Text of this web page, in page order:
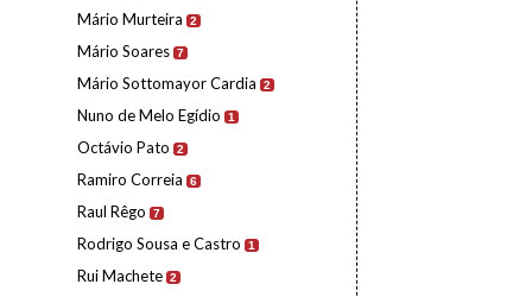
Mário Murteira 2
Mário Soares 7
Mário Sottomayor Cardia 2
Nuno de Melo Egídio 1
Octávio Pato 2
Ramiro Correia 6
Raul Rêgo 7
Rodrigo Sousa e Castro 1
Rui Machete 2